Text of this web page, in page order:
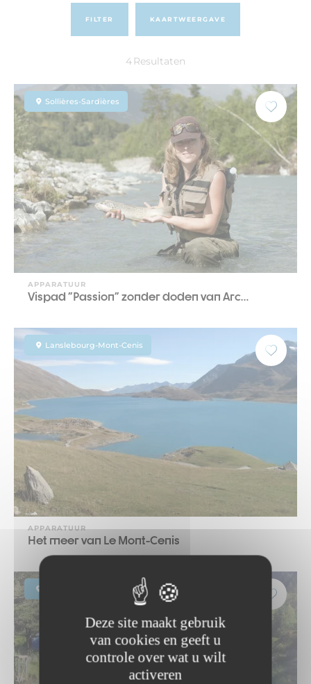
Deze site maakt gebruik
van cookies en geeft u
controle over wat u wilt
activeren
FILTER
4 Resultaten
KAARTWEERGAVE
Sollières-Sardières
APPARATUUR
Vispad "Passion" zonder doden van Arc…
Lanslebourg-Mont-Cenis
APPARATUUR
Het meer van Le Mont-Cenis